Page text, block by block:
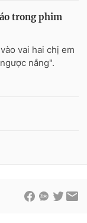
trong phim
vai hai chị em
nắng".